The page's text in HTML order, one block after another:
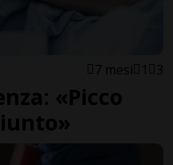
7 mesi 1 3
«Picco